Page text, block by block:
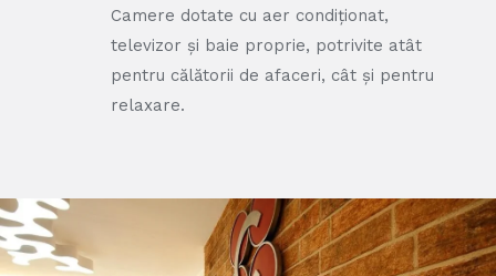
Camere dotate cu aer condiționat,
televizor și baie proprie, potrivite atât
pentru călătorii de afaceri, cât și pentru
relaxare.